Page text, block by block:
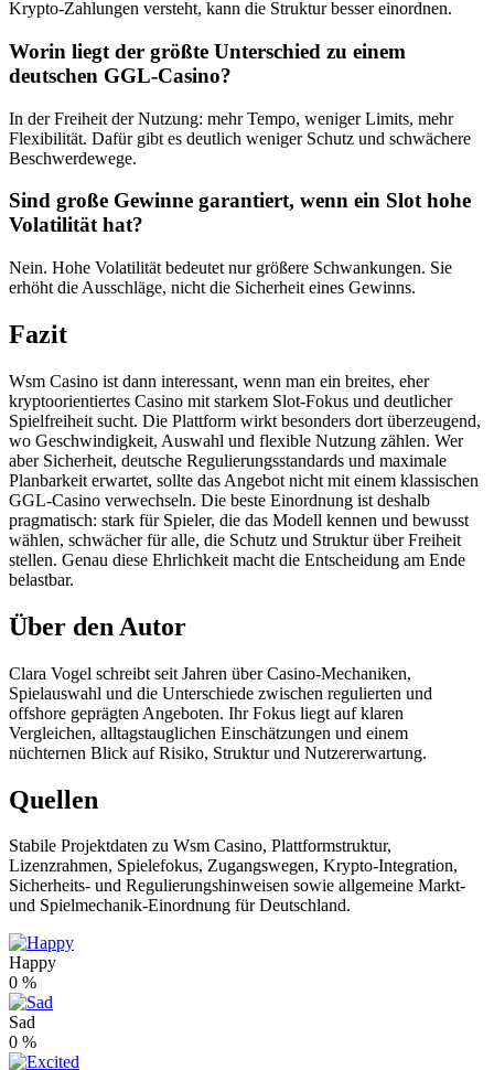
Krypto-Zahlungen versteht, kann die Struktur besser einordnen.
Worin liegt der größte Unterschied zu einem
deutschen GGL-Casino?
In der Freiheit der Nutzung: mehr Tempo, weniger Limits, mehr
Flexibilität. Dafür gibt es deutlich weniger Schutz und schwächere
Beschwerdewege.
Sind große Gewinne garantiert, wenn ein Slot hohe
Volatilität hat?
Nein. Hohe Volatilität bedeutet nur größere Schwankungen. Sie
erhöht die Ausschläge, nicht die Sicherheit eines Gewinns.
Fazit
Wsm Casino ist dann interessant, wenn man ein breites, eher
kryptoorientiertes Casino mit starkem Slot-Fokus und deutlicher
Spielfreiheit sucht. Die Plattform wirkt besonders dort überzeugend,
wo Geschwindigkeit, Auswahl und flexible Nutzung zählen. Wer
aber Sicherheit, deutsche Regulierungsstandards und maximale
Planbarkeit erwartet, sollte das Angebot nicht mit einem klassischen
GGL-Casino verwechseln. Die beste Einordnung ist deshalb
pragmatisch: stark für Spieler, die das Modell kennen und bewusst
wählen, schwächer für alle, die Schutz und Struktur über Freiheit
stellen. Genau diese Ehrlichkeit macht die Entscheidung am Ende
belastbar.
Über den Autor
Clara Vogel schreibt seit Jahren über Casino-Mechaniken,
Spielauswahl und die Unterschiede zwischen regulierten und
offshore geprägten Angeboten. Ihr Fokus liegt auf klaren
Vergleichen, alltagstauglichen Einschätzungen und einem
nüchternen Blick auf Risiko, Struktur und Nutzererwartung.
Quellen
Stabile Projektdaten zu Wsm Casino, Plattformstruktur,
Lizenzrahmen, Spielefokus, Zugangswegen, Krypto-Integration,
Sicherheits- und Regulierungshinweisen sowie allgemeine Markt-
und Spielmechanik-Einordnung für Deutschland.
Happy
0 %
Sad
0 %